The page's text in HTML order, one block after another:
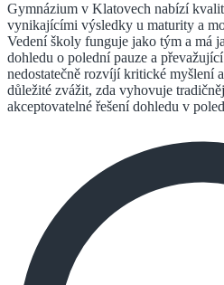
Gymnázium v Klatovech nabízí
vynikajícími výsledky u maturity a
Vedení školy funguje jako tým a má
dohledu o polední pauze a
nedostatečně rozvíjí kritické myšlení
důležité zvážit, zda vyhovuje
akceptovatelné řešení dohledu v